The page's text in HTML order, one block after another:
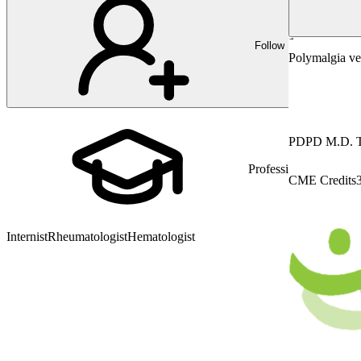
Follow
Profession
InternistRheumatologistHematologist
CME Credits
Polymalgia
PDPD M.D.